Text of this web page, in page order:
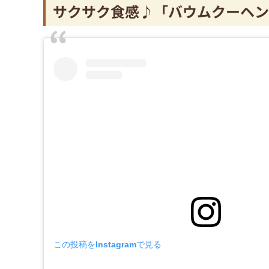
サクサク食感♪「バウムクーヘ
この投稿をInstagramで見る